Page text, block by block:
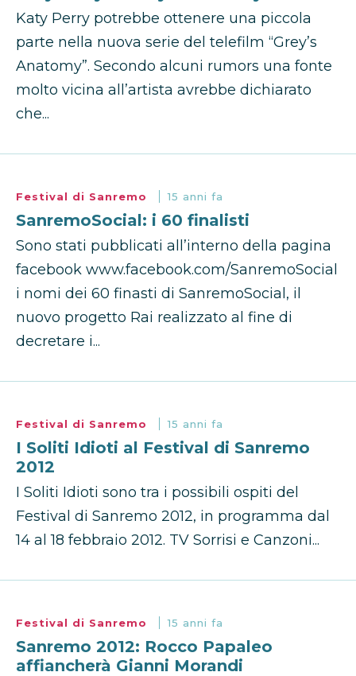
Katy Perry potrebbe ottenere una piccola
parte nella nuova serie del telefilm “Grey’s
Anatomy”. Secondo alcuni rumors una fonte
molto vicina all’artista avrebbe dichiarato
che...
Festival di Sanremo 15 anni fa
SanremoSocial: i 60 finalisti
Sono stati pubblicati all’interno della pagina
facebook www.facebook.com/SanremoSocial
i nomi dei 60 finasti di SanremoSocial, il
nuovo progetto Rai realizzato al fine di
decretare i...
Festival di Sanremo 15 anni fa
I Soliti Idioti al Festival di Sanremo
2012
I Soliti Idioti sono tra i possibili ospiti del
Festival di Sanremo 2012, in programma dal
14 al 18 febbraio 2012. TV Sorrisi e Canzoni...
Festival di Sanremo 15 anni fa
Sanremo 2012: Rocco Papaleo
affiancherà Gianni Morandi